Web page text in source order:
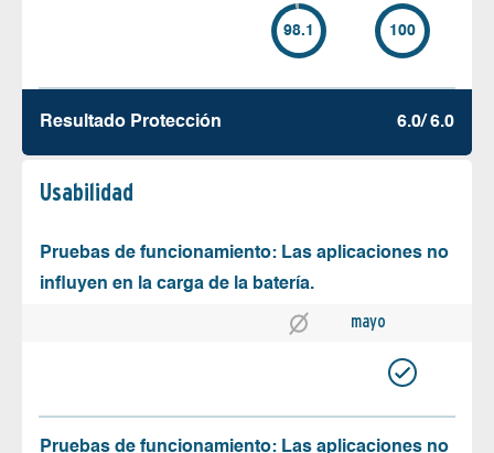
98.1 100
Resultado Protección 6.0/ 6.0
Usabilidad
Pruebas de funcionamiento: Las aplicaciones no
influyen en la carga de la batería.
mayo
Pruebas de funcionamiento: Las aplicaciones no